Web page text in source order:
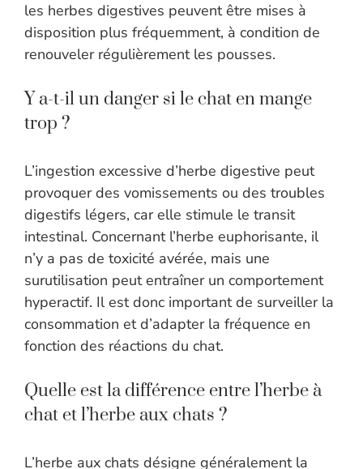
les herbes digestives peuvent être mises à
disposition plus fréquemment, à condition de
renouveler régulièrement les pousses.
Y a-t-il un danger si le chat en mange
trop ?
L’ingestion excessive d’herbe digestive peut
provoquer des vomissements ou des troubles
digestifs légers, car elle stimule le transit
intestinal. Concernant l’herbe euphorisante, il
n’y a pas de toxicité avérée, mais une
surutilisation peut entraîner un comportement
hyperactif. Il est donc important de surveiller la
consommation et d’adapter la fréquence en
fonction des réactions du chat.
Quelle est la différence entre l’herbe à
chat et l’herbe aux chats ?
L’herbe aux chats désigne généralement la